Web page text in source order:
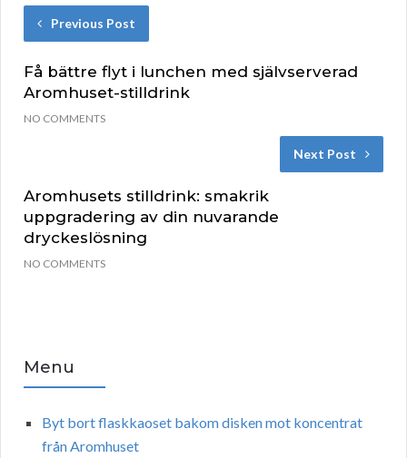
Previous Post
Få bättre flyt i lunchen med självserverad
Aromhuset-stilldrink
NO COMMENTS
Next Post
Aromhusets stilldrink: smakrik
uppgradering av din nuvarande
dryckeslösning
NO COMMENTS
Menu
Byt bort flaskkaoset bakom disken mot koncentrat
från Aromhuset